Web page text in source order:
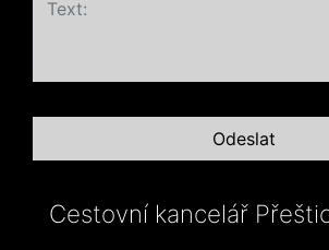
Cestovní kancelář